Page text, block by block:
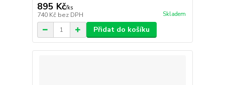
895 Kč/ks
740 Kč bez DPH Skladem
Přidat do košíku